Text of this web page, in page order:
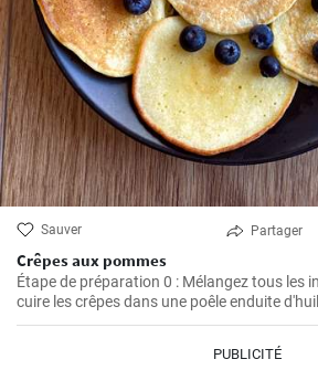
Sauver Partager
Crêpes aux pommes
Étape de préparation 0 : Mélangez tous les
cuire les crêpes dans une poêle enduite
PUBLICITÉ